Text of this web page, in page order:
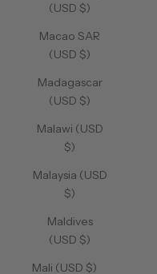
(USD $)
Macao SAR
(USD $)
Madagascar
(USD $)
Malawi (USD
$)
Malaysia (USD
$)
Maldives
(USD $)
Mali (USD $)